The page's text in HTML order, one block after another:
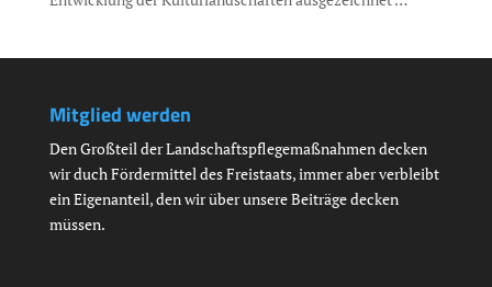
Mitglied werden
Den Großteil der Landschaftspflegemaßnahmen decken
wir duch Fördermittel des Freistaats, immer aber verbleibt
ein Eigenanteil, den wir über unsere Beiträge decken
müssen.